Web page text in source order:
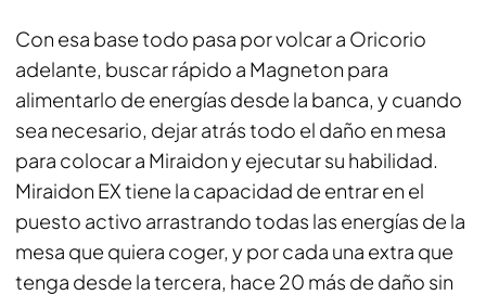
Con esa base todo pasa por volcar a Oricorio
adelante, buscar rápido a Magneton para
alimentarlo de energías desde la banca, y cuando
sea necesario, dejar atrás todo el daño en mesa
para colocar a Miraidon y ejecutar su habilidad.
Miraidon EX tiene la capacidad de entrar en el
puesto activo arrastrando todas las energías de la
mesa que quiera coger, y por cada una extra que
tenga desde la tercera, hace 20 más de daño sin